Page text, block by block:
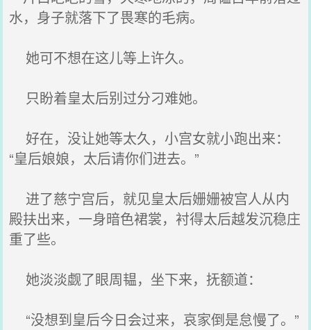
水，身子就落下了畏寒的毛病。
她可不想在这儿等上许久。
只盼着皇太后别过分刁难她。
好在，没让她等太久，小宫女就小跑出来：
“皇后娘娘，太后请你们进去。”
进了慈宁宫后，就见皇太后姗姗被宫人从内
殿扶出来，一身暗色裙裳，衬得太后越发沉稳庄
重了些。
她淡淡觑了眼周韫，坐下来，抚额道：
“没想到皇后今日会过来，哀家倒是怠慢了。”